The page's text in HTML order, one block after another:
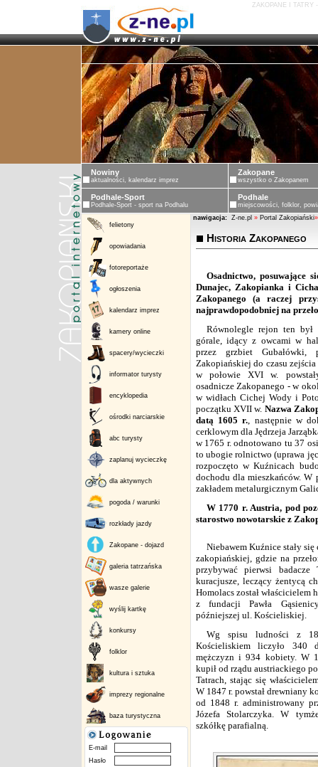
ZAKOPANE I TATRY
Nowiny
aktualności, kalendarz imprez
Zakopane
wszystko o Zakopanem
Podhale-Sport
Podhale-Sport - sport na Podhalu
Podhale
miejscowości, folklor,
felietony
opowiadania
fotoreportaże
ogłoszenia
kalendarz imprez
kamery online
spacery/wycieczki
informator turysty
encyklopedia
ośrodki narciarskie
abc turysty
zaplanuj wycieczkę
dla aktywnych
pogoda / warunki
rozkłady jazdy
Zakopane - dojazd
galeria tatrzańska
wasze galerie
wyślij kartkę
konkursy
folklor
kultura i sztuka
imprezy regionalne
baza turystyczna
E-mail
Hasło
nawigacja: Z-ne.pl » Portal Zakopiański»
Historia Zakopanego
Osadnictwo, posuwające
Dunajec, Zakopianka i
Zakopanego (a raczej
najprawdopodobniej na
Równolegle rejon ten był
górale, idący z owcami w
przez grzbiet Gubałówki,
Zakopiańskiej do czasu
w połowie XVI w.
osadnicze Zakopanego - w
w widłach Cichej Wody i
początku XVII w. Nazwa
datą 1605 r., następnie w
cerklowym dla Jędrzeja
w 1765 r. odnotowano tu 37
to ubogie rolnictwo (uprawa
rozpoczęto w Kuźnicach
dochodu dla mieszkańców. W
zakładem metalurgicznym
W 1770 r. Austria, pod
starostwo nowotarskie z
Niebawem Kuźnice stały
zakopiańskiej, gdzie na
przybywać pierwsi badacze
kuracjusze, leczący żentycą
Homolacs został właścicielem
z fundacji Pawła
późniejszej ul. Kościeliskiej.
Wg spisu ludności z
Kościeliskiem liczyło 340
mężczyzn i 934 kobiety. W
kupił od rządu austriackiego
Tatrach, stając się
W 1847 r. powstał drewniany
od 1848 r. administrowany
Józefa Stolarczyka. W
szkółkę parafialną.